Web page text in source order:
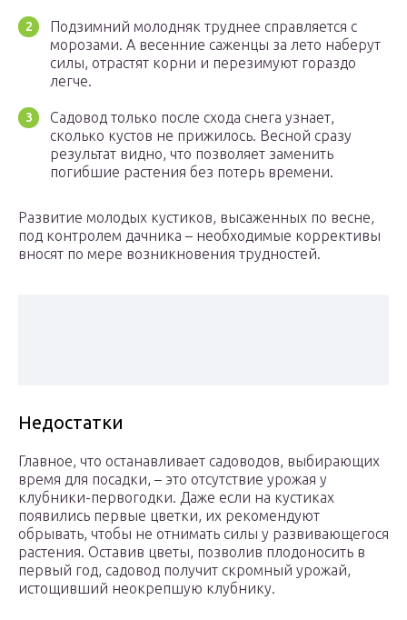
Подзимний молодняк труднее справляется с
морозами. А весенние саженцы за лето наберут
силы, отрастят корни и перезимуют гораздо
легче.
Садовод только после схода снега узнает,
сколько кустов не прижилось. Весной сразу
результат видно, что позволяет заменить
погибшие растения без потерь времени.
Развитие молодых кустиков, высаженных по весне,
под контролем дачника – необходимые коррективы
вносят по мере возникновения трудностей.
Недостатки
Главное, что останавливает садоводов, выбирающих
время для посадки, – это отсутствие урожая у
клубники-первогодки. Даже если на кустиках
появились первые цветки, их рекомендуют
обрывать, чтобы не отнимать силы у развивающегося
растения. Оставив цветы, позволив плодоносить в
первый год, садовод получит скромный урожай,
истощивший неокрепшую клубнику.